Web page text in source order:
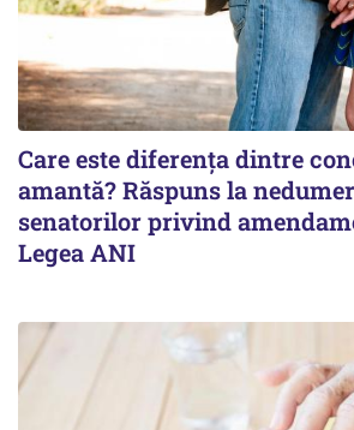
Care este diferența dintre
amantă? Răspuns la
senatorilor privind
Legea ANI